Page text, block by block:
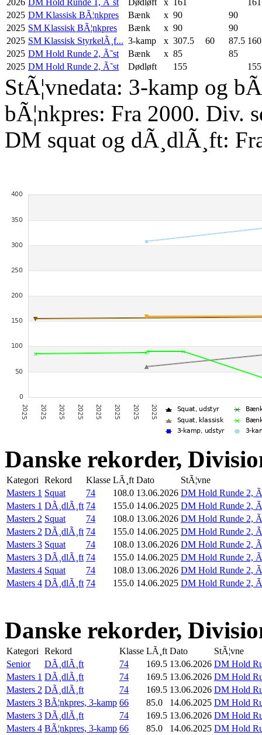
2025 DM Klassisk BÃ¦nkpres Bænk x 90
90
2025 SM Klassisk BÃ¦nkpres Bænk x 90
90
2025 SM Klassisk StyrkelÃ¸f... 3-kamp x 307.5 60 87.5 160
2025 DM Hold Runde 2, Ã˜st Bænk x 85
85
2025 DM Hold Runde 2, Ã˜st Dødløft 155 155
StÃ¦vnedata: 3-kamp og
bÃ¦nkpres: Fra 2000. Div.
DM squat og dÃ¸dlÃ¸ft:
Danske rekorder,
Kategori Rekord Klasse LÃ¸ft Dato
StÃ¦vne
Masters 1 Squat 74 108.0 13.06.2026 DM Hold Runde 2,
Masters 1 DÃ¸dlÃ¸ft 74 155.0 14.06.2025 DM Hold Runde 2,
Masters 2 Squat 74 108.0 13.06.2026 DM Hold Runde 2,
Masters 2 DÃ¸dlÃ¸ft 74 155.0 14.06.2025 DM Hold Runde 2,
Masters 3 Squat 74 108.0 13.06.2026 DM Hold Runde 2,
Masters 3 DÃ¸dlÃ¸ft 74 155.0 14.06.2025 DM Hold Runde 2,
Masters 4 Squat 74 108.0 13.06.2026 DM Hold Runde 2,
Masters 4 DÃ¸dlÃ¸ft 74 155.0 14.06.2025 DM Hold Runde 2,
Danske rekorder,
Kategori Rekord Klasse LÃ¸ft Dato
StÃ¦vne
Senior
DÃ¸dlÃ¸ft 74 169.5 13.06.2026 DM Hold
Masters 1 DÃ¸dlÃ¸ft 74 169.5 13.06.2026 DM Hold
Masters 2 DÃ¸dlÃ¸ft 74 169.5 13.06.2026 DM Hold
Masters 3 BÃ¦nkpres, 3-kamp 66 85.0 14.06.2025 DM Hold
Masters 3 DÃ¸dlÃ¸ft 74 169.5 13.06.2026 DM Hold
Masters 4 BÃ¦nkpres, 3-kamp 66 85.0 14.06.2025 DM Hold